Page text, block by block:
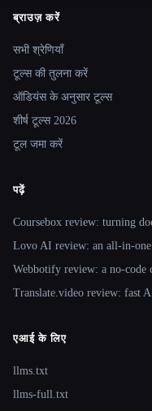
Site navigation
ब्राउज़ करें
सभी श्रेणियाँ
टूल्स की तुलना करें
ऑडियंस के अनुसार टूल्स
शीर्ष टूल्स 2026
टूल जमा करें
पढ़ें
Coursebox review: turning
Lovo AI review: an all-in-
Webbotify review: a no-code
Translate.video review: fast
एआई के लिए
llms.txt
llms-full.txt